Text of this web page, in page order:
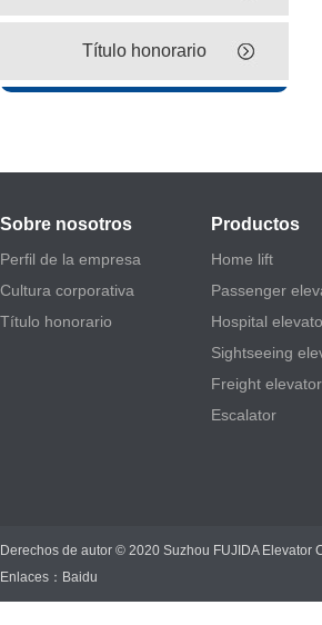
Título honorario
Sobre nosotros
Perfil de la empresa
Cultura corporativa
Título honorario
Productos
Home lift
Passenger
Hospital
Sightseeing
Freight elevator
Escalator
Derechos de autor © 2020 Suzhou FUJIDA Elevator
Enlaces： Baidu